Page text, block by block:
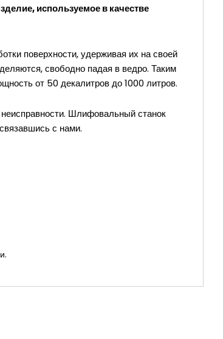
используемое в качестве
поверхности, удерживая их на своей
свободно падая в ведро. Таким
от 50 декалитров до 1000 литров.
Шлифовальный станок
с нами.